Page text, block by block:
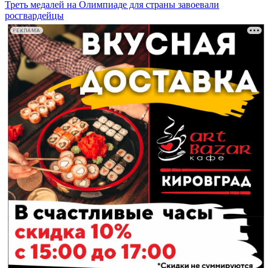
Треть медалей на Олимпиаде для страны завоевали
росгвардейцы
РЕКЛАМА